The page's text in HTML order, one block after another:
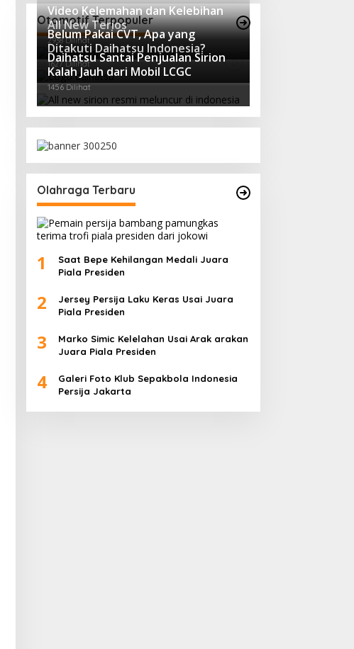
Otomotif Terpopuler
Video Kelemahan dan Kelebihan
All New Terios
2938 Dilihat
Belum Pakai CVT, Apa yang
Ditakuti Daihatsu Indonesia?
1627 Dilihat
Daihatsu Santai Penjualan Sirion
Kalah Jauh dari Mobil LCGC
1456 Dilihat
Olahraga Terbaru
1
Saat Bepe Kehilangan Medali Juara
Piala Presiden
2
Jersey Persija Laku Keras Usai Juara
Piala Presiden
3
Marko Simic Kelelahan Usai Arak arakan
Juara Piala Presiden
4
Galeri Foto Klub Sepakbola Indonesia
Persija Jakarta